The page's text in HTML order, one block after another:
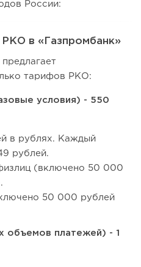
России:
в «Газпромбанк»
предлагает
тарифов РКО:
условия) - 550
в рублях. Каждый
рублей.
(включено 50 000
50 000 рублей
объемов платежей) - 1